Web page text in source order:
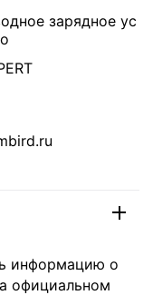
зарядное ус
информацию о
официальном